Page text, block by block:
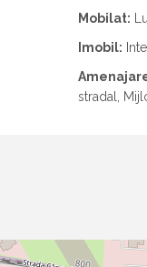
Mobilat:
Imobil:
stradal,